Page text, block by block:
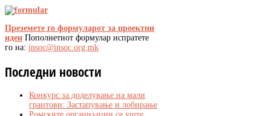
Преземете го формуларот за проектни
идеи Пополнетиот формулар испратете
го на: insoc@insoc.org.mk
Последни новости
Конкурс за доделување на мали
грантови: Застапување и лобирање